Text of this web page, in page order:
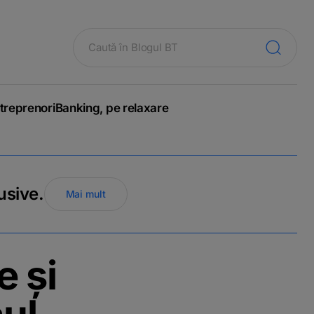
Banking, pe relaxare
Mai mult
și